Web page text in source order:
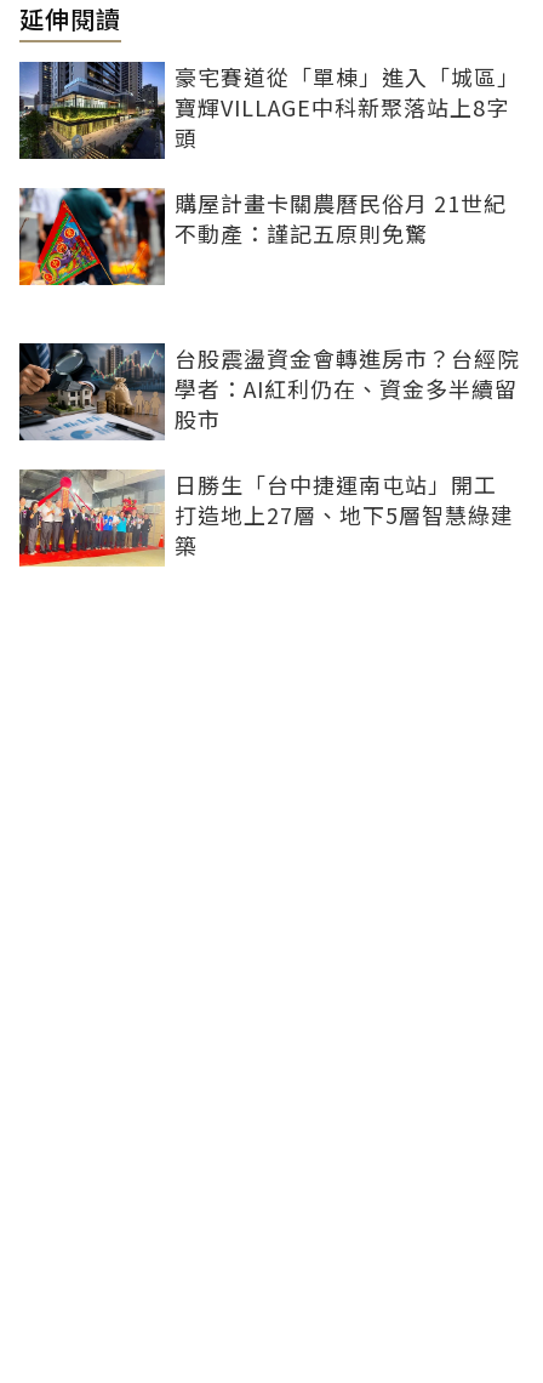
延伸閱讀
豪宅賽道從「單棟」進入「城區」
寶輝VILLAGE中科新聚落站上8字
頭
購屋計畫卡關農曆民俗月 21世紀
不動產：謹記五原則免驚
台股震盪資金會轉進房市？台經院
學者：AI紅利仍在、資金多半續留
股市
日勝生「台中捷運南屯站」開工
打造地上27層、地下5層智慧綠建
築